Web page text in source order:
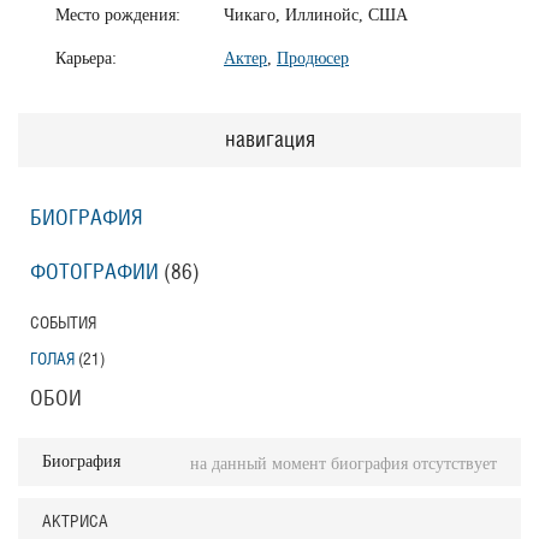
Место рождения: Чикаго, Иллинойс, США
Карьера: Актер, Продюсер
навигация
БИОГРАФИЯ
ФОТОГРАФИИ (86)
СОБЫТИЯ
ГОЛАЯ (21 )
ОБОИ
Биография на данный момент биография отсутствует
АКТРИСА